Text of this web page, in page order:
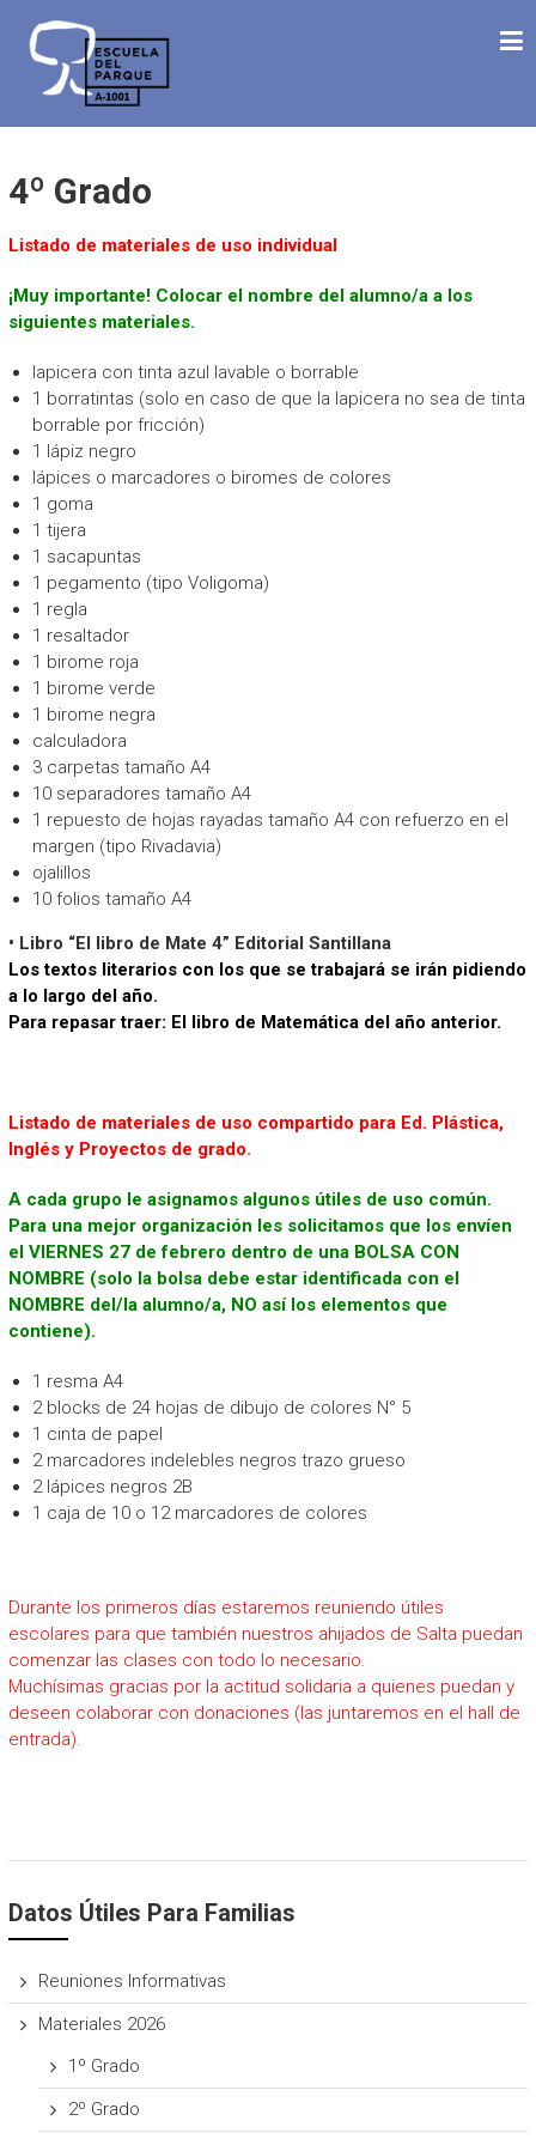
contenido
ESCUELA DEL PARQUE
Desde 1992 Haciendo Escuela
4º Grado
Listado de materiales de uso individual
¡Muy importante! Colocar el nombre del alumno/a a los
siguientes materiales.
lapicera con tinta azul lavable o borrable
1 borratintas (solo en caso de que la lapicera no sea de tinta
borrable por fricción)
1 lápiz negro
lápices o marcadores o biromes de colores
1 goma
1 tijera
1 sacapuntas
1 pegamento (tipo Voligoma)
1 regla
1 resaltador
1 birome roja
1 birome verde
1 birome negra
calculadora
3 carpetas tamaño A4
10 separadores tamaño A4
1 repuesto de hojas rayadas tamaño A4 con refuerzo en el
margen (tipo Rivadavia)
ojalillos
10 folios tamaño A4
• Libro “El libro de Mate 4” Editorial Santillana
Los textos literarios con los que se trabajará se irán pidiendo
a lo largo del año.
Para repasar traer: El libro de Matemática del año anterior.
Listado de materiales de uso compartido para Ed. Plástica,
Inglés y Proyectos de grado.
A cada grupo le asignamos algunos útiles de uso común.
Para una mejor organización les solicitamos que los envíen
el VIERNES 27 de febrero dentro de una BOLSA CON
NOMBRE (solo la bolsa debe estar identificada con el
NOMBRE del/la alumno/a, NO así los elementos que
contiene).
1 resma A4
2 blocks de 24 hojas de dibujo de colores N° 5
1 cinta de papel
2 marcadores indelebles negros trazo grueso
2 lápices negros 2B
1 caja de 10 o 12 marcadores de colores
Durante los primeros días estaremos reuniendo útiles
escolares para que también nuestros ahijados de Salta puedan
comenzar las clases con todo lo necesario.
Muchísimas gracias por la actitud solidaria a quienes puedan y
deseen colaborar con donaciones (las juntaremos en el hall de
entrada).
Datos Útiles Para Familias
Reuniones Informativas
Materiales 2026
1º Grado
2º Grado